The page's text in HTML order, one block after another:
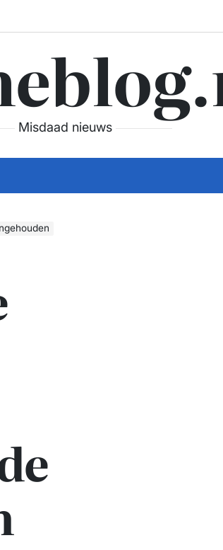
Misdaad nieuws